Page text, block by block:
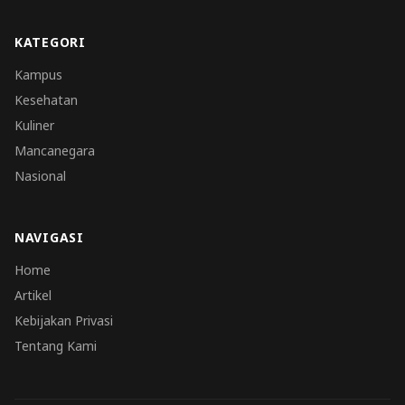
KATEGORI
Kampus
Kesehatan
Kuliner
Mancanegara
Nasional
NAVIGASI
Home
Artikel
Kebijakan Privasi
Tentang Kami